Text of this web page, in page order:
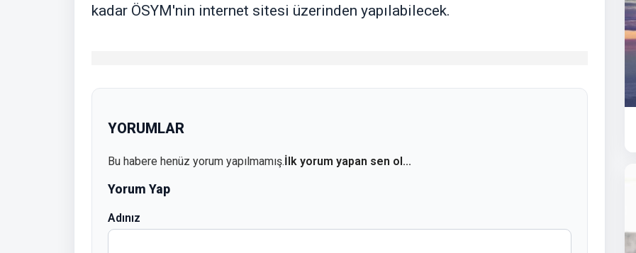
kadar ÖSYM'nin internet sitesi üzerinden yapılabilecek.
YORUMLAR
Bu habere henüz yorum yapılmamış.İlk yorum yapan sen ol...
Yorum Yap
Adınız